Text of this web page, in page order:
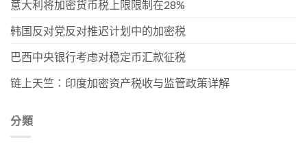
意大利将加密货币税上限限制在28%
韩国反对党反对推迟计划中的加密税
巴西中央银行考虑对稳定币汇款征税
链上天竺：印度加密资产税收与监管政策详解
分類